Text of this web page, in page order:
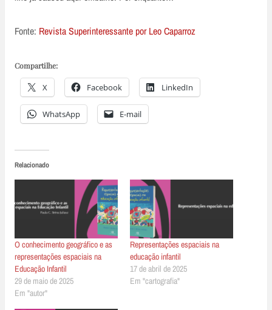
Fonte: Revista Superinteressante por Leo Caparroz
Compartilhe:
X Facebook LinkedIn
WhatsApp E-mail
Relacionado
O conhecimento geográfico e as
representações espaciais na
Educação Infantil
29 de maio de 2025
Em "autor"
Representações espaciais na
educação infantil
17 de abril de 2025
Em "cartografia"